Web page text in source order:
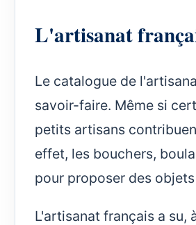
L'artisanat
Le catalogue de
savoir-faire. Même si
petits artisans
effet, les bouchers,
pour proposer des
L'artisanat français a su,